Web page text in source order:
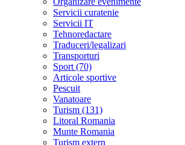
Servicii curatenie
Servicii IT
Tehnoredactare
Traduceri/legalizari
Transporturi
Sport (70)
Articole sportive
Pescuit
Vanatoare
Turism (131)
Litoral Romania
Munte Romania
Turism extern